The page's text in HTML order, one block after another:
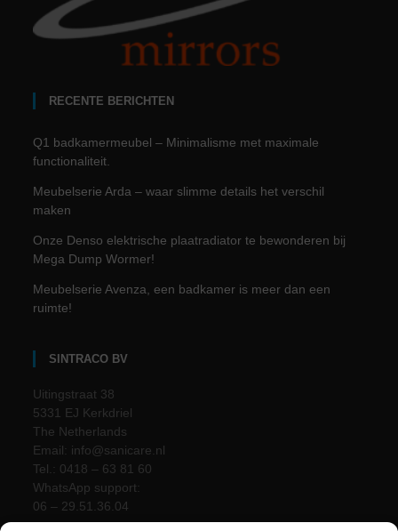
RECENTE BERICHTEN
Q1 badkamermeubel – Minimalisme met maximale
functionaliteit.
Meubelserie Arda – waar slimme details het verschil
maken
Onze Denso elektrische plaatradiator te bewonderen bij
Mega Dump Wormer!
Meubelserie Avenza, een badkamer is meer dan een
ruimte!
SINTRACO BV
Uitingstraat 38
5331 EJ Kerkdriel
The Netherlands
Email: info@sanicare.nl
Tel.: 0418 – 63 81 60
WhatsApp support:
06 – 29.51.36.04